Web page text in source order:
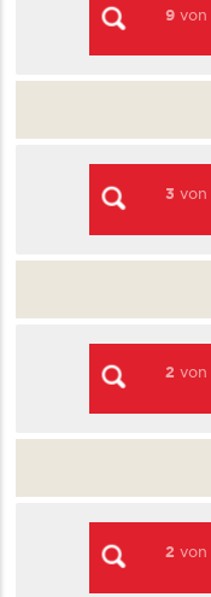
9 von
3 von
2 von
2 von